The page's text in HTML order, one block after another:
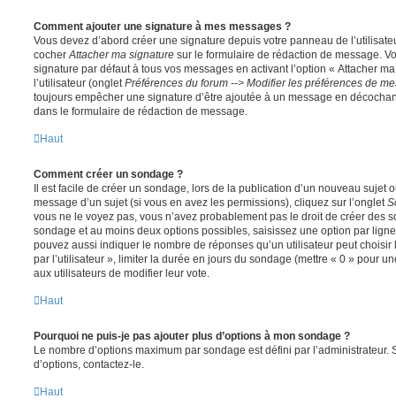
Comment ajouter une signature à mes messages ?
Vous devez d’abord créer une signature depuis votre panneau de
cocher Attacher ma signature sur le formulaire de rédaction de message.
signature par défaut à tous vos messages en activant l’option « Attacher
l’utilisateur (onglet Préférences du forum --> Modifier les préférences de
toujours empêcher une signature d’être ajoutée à un message en
dans le formulaire de rédaction de message.
Haut
Comment créer un sondage ?
Il est facile de créer un sondage, lors de la publication d’un nouveau sujet
message d’un sujet (si vous en avez les permissions), cliquez sur l’onglet
vous ne le voyez pas, vous n’avez probablement pas le droit de créer des
sondage et au moins deux options possibles, saisissez une option par
pouvez aussi indiquer le nombre de réponses qu’un utilisateur peut
par l’utilisateur », limiter la durée en jours du sondage (mettre « 0 » pour
aux utilisateurs de modifier leur vote.
Haut
Pourquoi ne puis-je pas ajouter plus d’options à mon sondage ?
Le nombre d’options maximum par sondage est défini par l’administrateur.
d’options, contactez-le.
Haut